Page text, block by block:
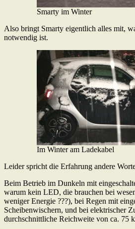
Smarty im Winter
Also bringt Smarty eigentlich alles mit,
notwendig ist.
Im Winter am Ladekabel
Leider spricht die Erfahrung andere
Beim Betrieb im Dunkeln mit
warum kein LED, die brauchen bei
weniger Energie ???), bei Regen mit
Scheibenwischern, und bei elektrischer
durchschnittliche Reichweite von ca. 75